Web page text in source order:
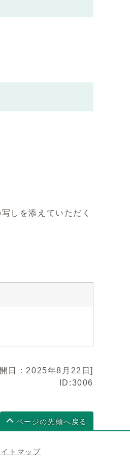
しを添えていただく
日：2025年8月22日]
ID:3006
ページの先頭へ戻る
トマップ